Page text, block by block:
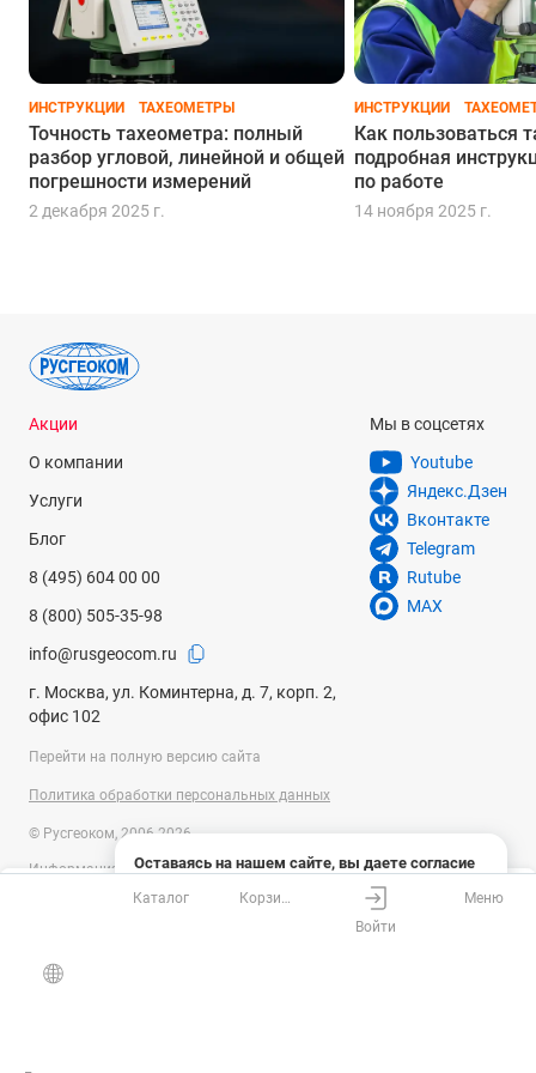
С оптическим центриром и точностью 5"
С точностью 5" и бесконечными винтами
С точностью 5" и закрепительными винтами
ИНСТРУКЦИИ ТАХЕОМЕТРЫ
Точность тахеометра: полный
разбор угловой, линейной и общей
погрешности измерений
2 декабря 2025 г.
ИНСТРУКЦИИ
Как пользоваться
подробная
по работе
14 ноября 2025 г.
Оставаясь на нашем сайте, вы даете согласие
на использование файлов cookies и сбор данных
системами веб-аналитики
Акции
О компании
Услуги
Блог
8 (495) 604 00 00
8 (800) 505-35-98
info@rusgeocom.ru
г. Москва, ул. Коминтерна, д. 7, корп. 2,
офис 102
Мы в соцсетях
Youtube
Яндекс.Дзен
Вконтакте
Telegram
Rutube
MAX
Перейти на полную версию сайта
Политика обработки персональных данных
© Русгеоком, 2006-2026
Информация на сайте носит справочный характер и не является
публичной офертой, определяемой положениями Статьи 437
Гражданского кодекса Российской Федерации. Технические
изменены производителем без предварительного уведомления.
Уточняйте информацию у наших менеджеров.
Каталог
Корзина
Войти
Меню